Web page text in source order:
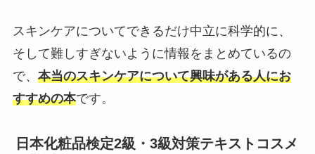
スキンケアについてできるだけ中立に科学的に、
そして難しすぎないように情報をまとめているの
で、 本当のスキンケアについて興味がある人にお
すすめの本です。
日本化粧品検定2級・3級対策テキストコスメ